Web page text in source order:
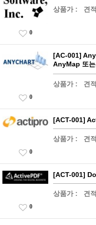
상품가 : 견
0
[AC-001]
AnyMap 또
상품가 : 견
0
[ACT-001]
상품가 : 견
0
[ACT-001]
상품가 : 견
0